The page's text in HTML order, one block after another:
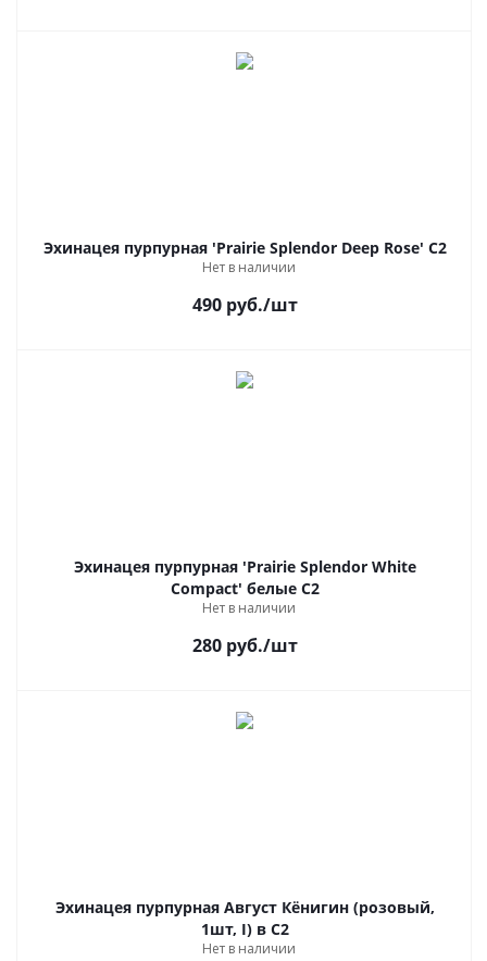
Эхинацея пурпурная 'Prairie Splendor Deep Rose' C2
Нет в наличии
490руб./шт
Эхинацея пурпурная 'Prairie Splendor White
Compact' белые С2
Нет в наличии
280руб./шт
Эхинацея пурпурная Август Кёнигин (розовый,
1шт, I) в С2
Нет в наличии